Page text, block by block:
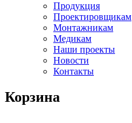
Продукция
Проектировщикам
Монтажникам
Медикам
Наши проекты
Новости
Контакты
Корзина